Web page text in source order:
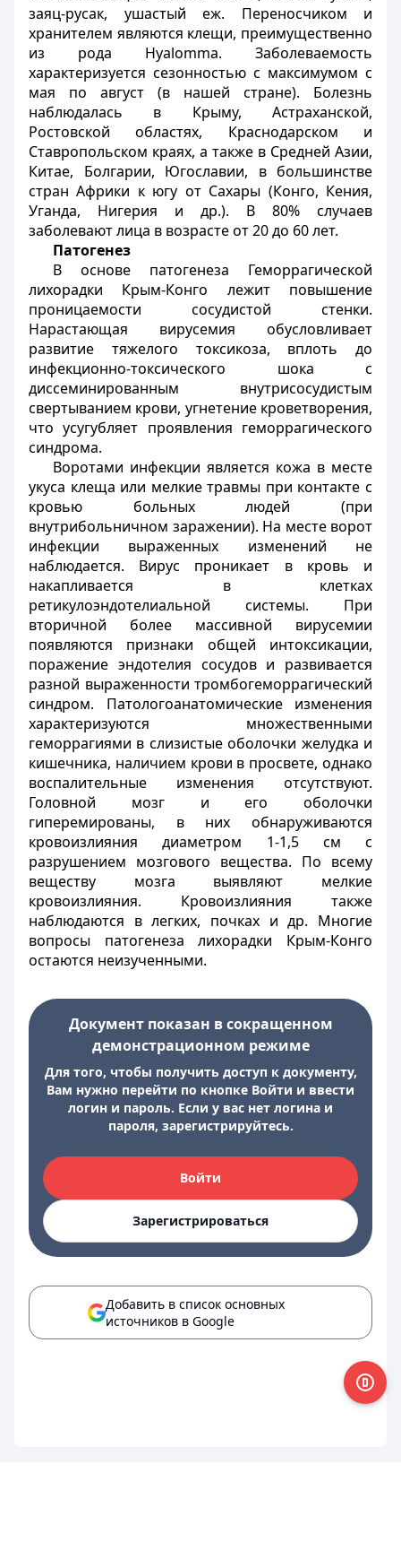
заяц-русак, ушастый еж. Переносчиком и
хранителем являются клещи, преимущественно
из рода Hyalomma. Заболеваемость
характеризуется сезонностью с максимумом с
мая по август (в нашей стране). Болезнь
наблюдалась в Крыму, Астраханской,
Ростовской областях, Краснодарском и
Ставропольском краях, а также в Средней Азии,
Китае, Болгарии, Югославии, в большинстве
стран Африки к югу от Сахары (Конго, Кения,
Уганда, Нигерия и др.). В 80% случаев
заболевают лица в возрасте от 20 до 60 лет.
Патогенез
В основе патогенеза Геморрагической
лихорадки Крым-Конго лежит повышение
проницаемости сосудистой стенки.
Нарастающая вирусемия обусловливает
развитие тяжелого токсикоза, вплоть до
инфекционно-токсического шока с
диссеминированным внутрисосудистым
свертыванием крови, угнетение кроветворения,
что усугубляет проявления геморрагического
синдрома.
Воротами инфекции является кожа в месте
укуса клеща или мелкие травмы при контакте с
кровью больных людей (при
внутрибольничном заражении). На месте ворот
инфекции выраженных изменений не
наблюдается. Вирус проникает в кровь и
накапливается в клетках
ретикулоэндотелиальной системы. При
вторичной более массивной вирусемии
появляются признаки общей интоксикации,
поражение эндотелия сосудов и развивается
разной выраженности тромбогеморрагический
синдром. Патологоанатомические изменения
характеризуются множественными
геморрагиями в слизистые оболочки желудка и
кишечника, наличием крови в просвете, однако
воспалительные изменения отсутствуют.
Головной мозг и его оболочки
гиперемированы, в них обнаруживаются
кровоизлияния диаметром 1-1,5 см с
разрушением мозгового вещества. По всему
веществу мозга выявляют мелкие
кровоизлияния. Кровоизлияния также
наблюдаются в легких, почках и др. Многие
вопросы патогенеза лихорадки Крым-Конго
остаются неизученными.
Документ показан в сокращенном
демонстрационном режиме
Для того, чтобы получить доступ к документу,
Вам нужно перейти по кнопке Войти и ввести
логин и пароль. Если у вас нет логина и
пароля, зарегистрируйтесь.
Войти
Зарегистрироваться
Добавить в список основных
источников в Google